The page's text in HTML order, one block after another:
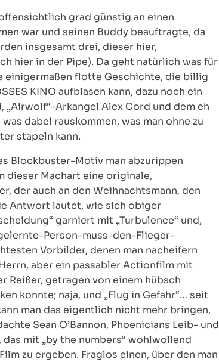
grad günstig an einen
war und seinen Buddy beauftragte, da
insgesamt drei, dieser hier,
hier in der Pipe). Da geht natürlich was für
einigermaßen flotte Geschichte, die billig
KINO aufblasen kann, dazu noch ein
„Airwolf“-Arkangel Alex Cord und dem eh
dabei rauskommen, was man ohne zu
stapeln kann.
Blockbuster-Motiv man abzurippen
dieser Machart eine originale,
der auch an den Weihnachtsmann, den
Antwort lautet, wie sich obiger
garniert mit „Turbulence“ und,
Person-muss-den-Flieger-
Vorbilder, denen man nacheifern
aber ein passabler Actionfilm mit
Reißer, getragen von einem hübsch
konnte; naja, und „Flug in Gefahr“… seit
man das eigentlich nicht mehr bringen,
Sean O’Bannon, Phoenicians Leib- und
mit „by the numbers“ wohlwollend
zu ergeben. Fraglos einen, über den man